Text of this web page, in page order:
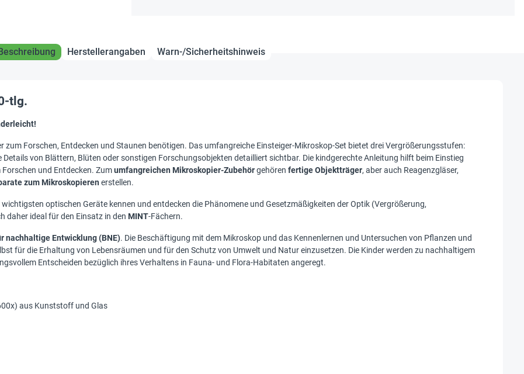
Beschreibung Herstellerangaben Warn-/Sicherheitshinweis
tlg.
zum Forschen, Entdecken und Staunen benötigen. Das umfangreiche Einsteiger-Mikroskop-Set bietet drei Vergrößerungsstufen:
von Blättern, Blüten oder sonstigen Forschungsobjekten detailliert sichtbar. Die kindgerechte Anleitung hilft beim Einstieg
und Entdecken. Zumumfangreichen Mikroskopier-Zubehörgehören fertige Objektträger, aber auch Reagenzgläser,
zum Mikroskopieren erstellen.
optischen Geräte kennen und entdecken die Phänomene und Gesetzmäßigkeiten der Optik (Vergrößerung,
daher ideal für den Einsatz in den MINT-Fächern.
nachhaltige Entwicklung (BNE). Die Beschäftigung mit dem Mikroskop und das Kennenlernen und Untersuchen von Pflanzen und
für die Erhaltung von Lebensräumen und für den Schutz von Umwelt und Natur einzusetzen. Die Kinder werden zu nachhaltigem
Entscheiden bezüglich ihres Verhaltens in Fauna- und Flora-Habitaten angeregt.
aus Kunststoff und Glas